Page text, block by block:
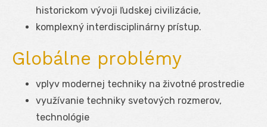
historickom vývoji ľudskej civilizácie,
komplexný interdisciplinárny prístup.
Globálne problémy
vplyv modernej techniky na životné prostredie
využívanie techniky svetových rozmerov,
technológie